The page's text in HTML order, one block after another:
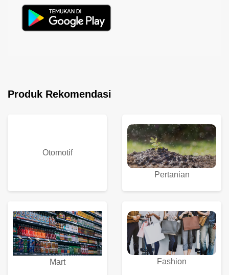
Produk Rekomendasi
Otomotif
Pertanian
Mart Fashion